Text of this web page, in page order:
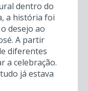
dentro do
a história foi
desejo ao
A partir
diferentes
a celebração.
já estava